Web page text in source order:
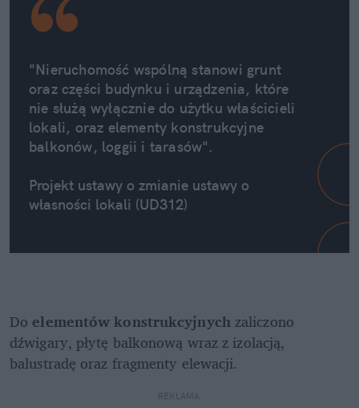
"Nieruchomość wspólną stanowi grunt
oraz części budynku i urządzenia, które
nie służą wyłącznie do użytku właścicieli
lokali, oraz elementy konstrukcyjne
balkonów, loggii i tarasów".
Projekt ustawy o zmianie ustawy o
własności lokali (UD312)
Do elementów konstrukcyjnych zaliczono
dźwigary, płytę balkonową wraz z izolacją,
balustradę oraz fragmenty elewacji.
REKLAMA